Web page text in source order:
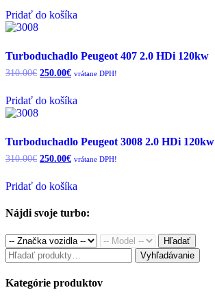
was:
310.00€.250.00€.
Pridať do košíka
Turboduchadlo Peugeot 407 2.0 HDi 120kw
310.00€ Original
310.00€.
250.00€Current
250.00€.
vrátane DPH!
Pridať do košíka
Turboduchadlo Peugeot 3008 2.0 HDi 120kw
310.00€ Original
310.00€.
250.00€Current
250.00€.
vrátane DPH!
Pridať do košíka
Nájdi svoje turbo:
Hľadať
Hľadať: Vyhľadávanie
Kategórie produktov